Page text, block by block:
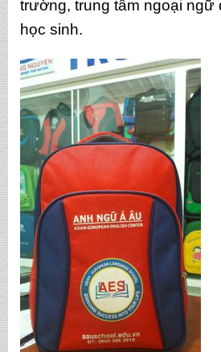
trường, trung tâm ngoại ngữ
học sinh.